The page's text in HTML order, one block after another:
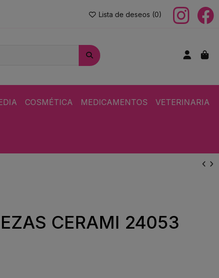
Lista de deseos (0)
COSMÉTICA MEDICAMENTOS VETERINARIA
CERAMI 24053